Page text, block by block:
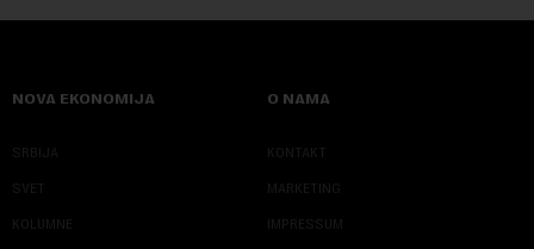
NOVA EKONOMIJA
SRBIJA
SVET
KOLUMNE
O NAMA
KONTAKT
MARKETING
IMPRESSUM